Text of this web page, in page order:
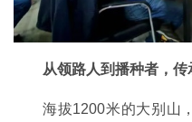
从领路人到播种者，
海拔1200米的大别山